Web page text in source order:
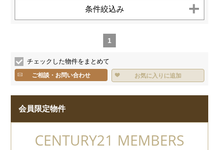
条件絞込み
1
チェックした物件をまとめて
ご相談・お問い合わせ お気に入りに追加
会員限定物件
CENTURY21 MEMBERS